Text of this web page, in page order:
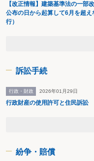
【改正情報】建築基準法の一
公布の日から起算して6月を超
行）
訴訟手続
行政・財政 2026年01月29日
行政財産の使用許可と住民訴訟
紛争・賠償